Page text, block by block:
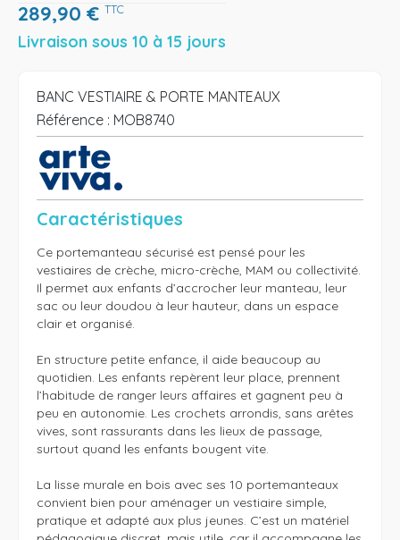
289,90 € TTC
Livraison sous 10 à 15 jours
BANC VESTIAIRE & PORTE MANTEAUX
Référence : MOB8740
Caractéristiques
Ce portemanteau sécurisé est pensé pour les
vestiaires de crèche, micro-crèche, MAM ou collectivité.
Il permet aux enfants d’accrocher leur manteau, leur
sac ou leur doudou à leur hauteur, dans un espace
clair et organisé.
En structure petite enfance, il aide beaucoup au
quotidien. Les enfants repèrent leur place, prennent
l’habitude de ranger leurs affaires et gagnent peu à
peu en autonomie. Les crochets arrondis, sans arêtes
vives, sont rassurants dans les lieux de passage,
surtout quand les enfants bougent vite.
La lisse murale en bois avec ses 10 portemanteaux
convient bien pour aménager un vestiaire simple,
pratique et adapté aux plus jeunes. C’est un matériel